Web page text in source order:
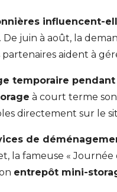
influencent-
juin à août, la
partenaires aident à
temporaire
à court terme
directement sur le
de
la fameuse «
entrepôt mini-